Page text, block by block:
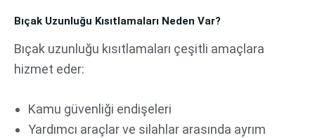
Bıçak Uzunluğu Kısıtlamaları Neden Var?
Bıçak uzunluğu kısıtlamaları çeşitli amaçlara
hizmet eder:
Kamu güvenliği endişeleri
Yardımcı araçlar ve silahlar arasında ayrım